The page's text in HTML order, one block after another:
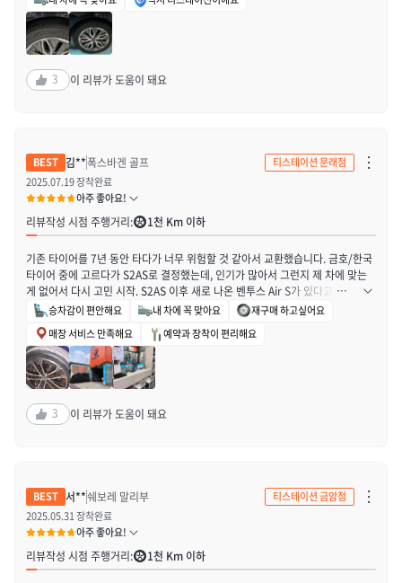
에 정비 가능하냐고 물었더니 바로 가능하다고 해서 렉카 도착하자마자 차 끌고
도착해서 바로 교체했습니다. 도착해서 교체시간 안내받고 공기압 봐주시고 체크
다 해주신다음 차량 운행하고 다음날 고속도로 타고 2시간걸려 집에 도착했는데
운행하는 내내 왠지 모를 소음이 좀 준것 같고 안정감이 좋았어요. 특히나, 매장
내에 부착된 한국타이어 안심서비스 확인하고 뭔지 모를 신뢰감 향상과 믿음이
갔어요. 뒷바퀴 2개도 티스테이션에서 구입후 원하는 날짜 시간에 가서 교체 예
3 이 리뷰가 도움이 돼요
김**폭스바겐 골프 티스테이션 문래점
2025.07.19 장착완료
아주 좋아요!
리뷰작성 시점 주행거리: 1천 Km 이하
기존 타이어를 7년 동안 타다가 너무 위험할 것 같아서 교환했습니다. 금호/한국
타이어 중에 고르다가 S2AS로 결정했는데, 인기가 많아서 그런지 제 차에 맞는
게 없어서 다시 고민 시작. S2AS 이후 새로 나온 벤투스 Air S가 있다고 해서 후
기 꼼꼼히 보고 선택 했습니다. 결과적으로는 잘 선택한 것 같아요. 새로운 타이
어로 교체 후 기분 탓인지는 모르겠지만 차가 부드럽게 나가는 것 같고, 노면 소
음도 기존 보다는 확실히 줄었습니다. 과속방지턱 넘을 때도 그 전보다 안정감 있
게 넘어가고 너무 마음에 듭니다. 타이어 교체는 집이랑 가까운 문래점을 이용했
는데 사장님과 직원분들이 설명도 잘해주시고, 타이어 외 궁금한 사항들도 친절
하게 잘 이야기 해주셔서 다음부터는 계속 문래점을 이용하려고 합니다. 티스테
이션은 처음 이용했는데 할인 및 이벤트도 많고 전반적인 서비스 등 모든게 만족
스러웠습니다.
승차감이 편안해요 내 차에 꼭 맞아요
재구매 하고싶어요
매장 서비스 만족해요
예약과 장착이 편리해요
3 이 리뷰가 도움이 돼요
서**쉐보레 말리부 티스테이션 금암점
2025.05.31 장착완료
아주 좋아요!
리뷰작성 시점 주행거리: 1천 Km 이하